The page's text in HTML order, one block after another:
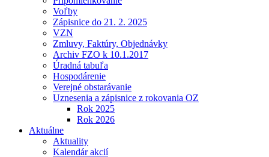
Voľby
Zápisnice do 21. 2. 2025
VZN
Zmluvy, Faktúry, Objednávky
Archiv FZO k 10.1.2017
Úradná tabuľa
Hospodárenie
Verejné obstarávanie
Uznesenia a zápisnice z rokovania OZ
Rok 2025
Rok 2026
Aktuálne
Aktuality
Kalendár akcií